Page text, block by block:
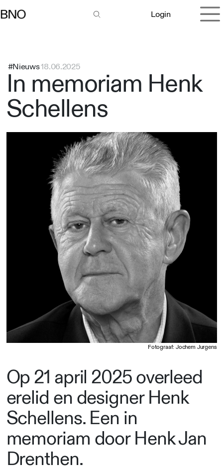
Login
#Nieuws18.06.2025
In memoriam Henk
Schellens
Fotograaf: Jochem Jurgens
Op 21 april 2025 overleed
erelid en designer Henk
Schellens. Een in
memoriam door Henk Jan
Drenthen.